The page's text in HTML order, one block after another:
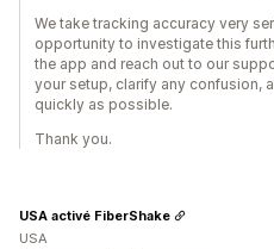
We take tracking accuracy very
opportunity to investigate this
the app and reach out to our
your setup, clarify any confusion,
quickly as possible.
Thank you.
USA activé FiberShake
USA